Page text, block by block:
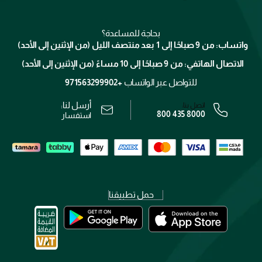
الإرجاع
برنامج الولاء ميوز
الوظائف
الشروط و الأحكام
رقم السجل التجاري: 7013320481 — صادر من وزارة التجارة
بحاجة للمساعدة؟
واتساب: من 9 صباحًا إلى 1 بعد منتصف الليل (من الإثنين إلى الأحد)
الاتصال الهاتفي: من 9 صباحًا إلى 10 مساءً (من الإثنين إلى الأحد)
للتواصل عبر الواتساب +971563299902
اتصل بنا:
800 435 8000
أرسل لنا:
استفسار
حمل تطبيقنا